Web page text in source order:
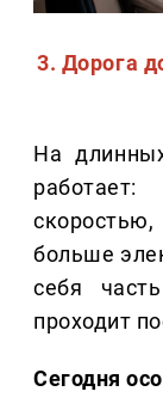
3. Дорога
На
больше
себя
проходит
Сегодня